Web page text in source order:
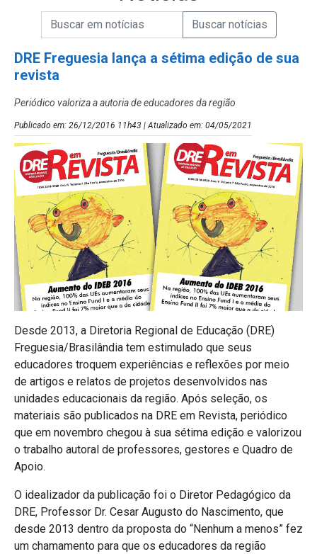
Campo de Busca de Notícias
Campo de Busca de informaçõesEnviar a Busca de Notícias
DRE Freguesia lança a sétima edição de sua
revista
Periódico valoriza a autoria de educadores da região
Publicado em: 26/12/2016 11h43 | Atualizado em: 04/05/2021
Desde 2013, a Diretoria Regional de Educação (DRE)
Freguesia/Brasilândia tem estimulado que seus
educadores troquem experiências e reflexões por meio
de artigos e relatos de projetos desenvolvidos nas
unidades educacionais da região. Após seleção, os
materiais são publicados na DRE em Revista, periódico
que em novembro chegou à sua sétima edição e valorizou
o trabalho autoral de professores, gestores e Quadro de
Apoio.
O idealizador da publicação foi o Diretor Pedagógico da
DRE, Professor Dr. Cesar Augusto do Nascimento, que
desde 2013 dentro da proposta do “Nenhum a menos” fez
um chamamento para que os educadores da região